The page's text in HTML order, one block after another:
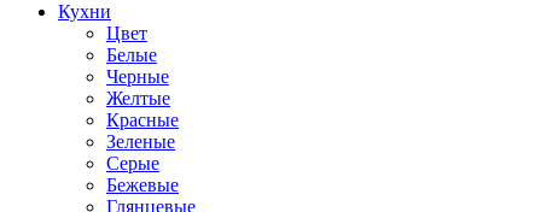
Кухни
Цвет
Белые
Черные
Желтые
Красные
Зеленые
Серые
Бежевые
Глянцевые